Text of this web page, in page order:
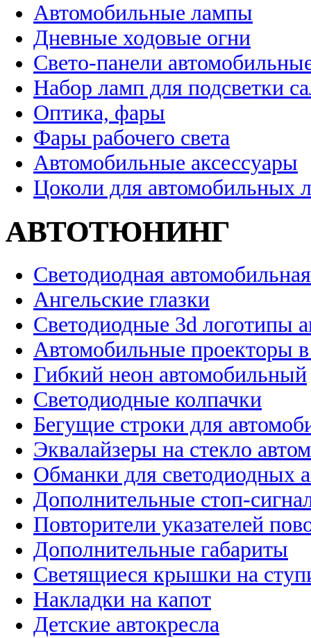
Автомобильные лампы
Дневные ходовые огни
Свето-панели
Набор ламп для подсветки
Оптика, фары
Фары рабочего света
Автомобильные аксессуары
Цоколи для автомобильных
АВТОТЮНИНГ
Светодиодная
Ангельские глазки
Светодиодные 3d логотипы
Автомобильные проекторы
Гибкий неон автомобильный
Светодиодные колпачки
Бегущие строки для
Эквалайзеры на стекло
Обманки для светодиодных
Дополнительные стоп-
Повторители указателей
Дополнительные габариты
Светящиеся крышки на
Накладки на капот
Детские автокресла